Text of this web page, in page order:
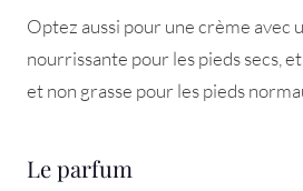
Optez aussi pour une crème avec
nourrissante pour les pieds secs,
et non grasse pour les pieds
Le parfum